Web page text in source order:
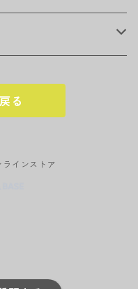
る
インストア